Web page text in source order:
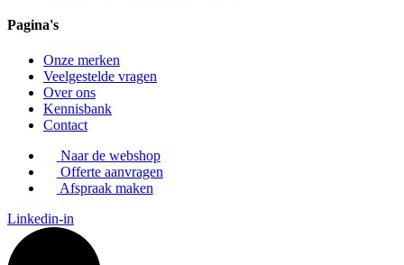
Pagina's
Onze merken
Veelgestelde vragen
Over ons
Kennisbank
Contact
Naar de webshop
Offerte aanvragen
Afspraak maken
Linkedin-in